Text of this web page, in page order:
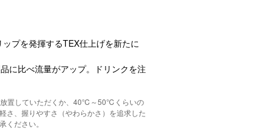
プを発揮するTEX仕上げを新たに
に比べ流量がアップ。ドリンクを注
放置していただくか、40℃～50℃くらいの
さ、握りやすさ（やわらかさ）を追求した
ださい。